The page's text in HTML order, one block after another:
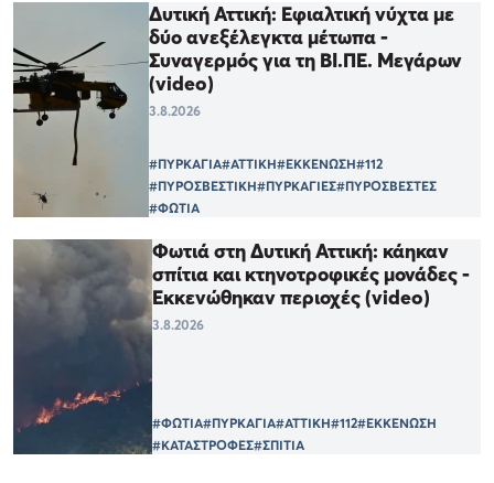
Δυτική Αττική: Εφιαλτική νύχτα με
δύο ανεξέλεγκτα μέτωπα -
Συναγερμός για τη ΒΙ.ΠΕ. Μεγάρων
(video)
3.8.2026
#ΠΥΡΚΑΓΙΑ#ΑΤΤΙΚΗ#ΕΚΚΕΝΩΣΗ#112
#ΠΥΡΟΣΒΕΣΤΙΚΗ#ΠΥΡΚΑΓΙΕΣ#ΠΥΡΟΣΒΕΣΤΕΣ
#ΦΩΤΙΑ
Φωτιά στη Δυτική Αττική: κάηκαν
σπίτια και κτηνοτροφικές μονάδες -
Εκκενώθηκαν περιοχές (video)
3.8.2026
#ΦΩΤΙΑ#ΠΥΡΚΑΓΙΑ#ΑΤΤΙΚΗ#112#ΕΚΚΕΝΩΣΗ
#ΚΑΤΑΣΤΡΟΦΕΣ#ΣΠΙΤΙΑ